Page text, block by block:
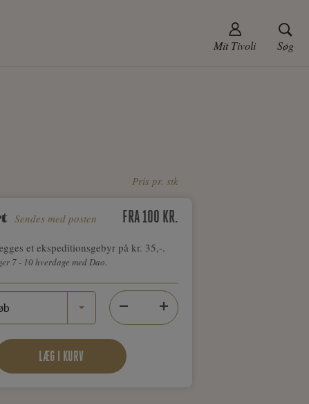
Søg
Mit Tivoli
Pris pr. stk
Sendes med posten FRA 100 KR.
et ekspeditionsgebyr på kr. 35,-.
7 - 10 hverdage med Dao.
LÆG I KURV